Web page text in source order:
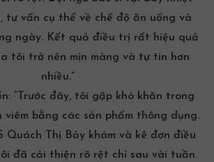
tư vấn cụ thể về chế độ ăn uống và
ngày. Kết quả điều trị rất hiệu quả
tôi trở nên mịn màng và tự tin hơn
nhiều.”
“Trước đây, tôi gặp khó khăn trong
viêm bằng các sản phẩm thông dụng.
Quách Thị Bảy khám và kê đơn điều
đã cải thiện rõ rệt chỉ sau vài tuần.